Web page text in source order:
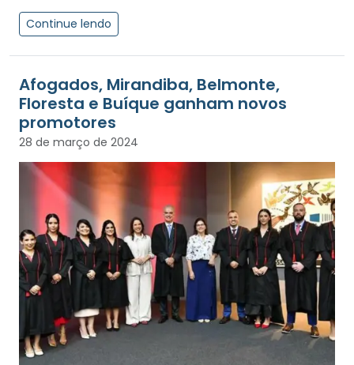
Continue lendo
Afogados, Mirandiba, Belmonte,
Floresta e Buíque ganham novos
promotores
28 de março de 2024